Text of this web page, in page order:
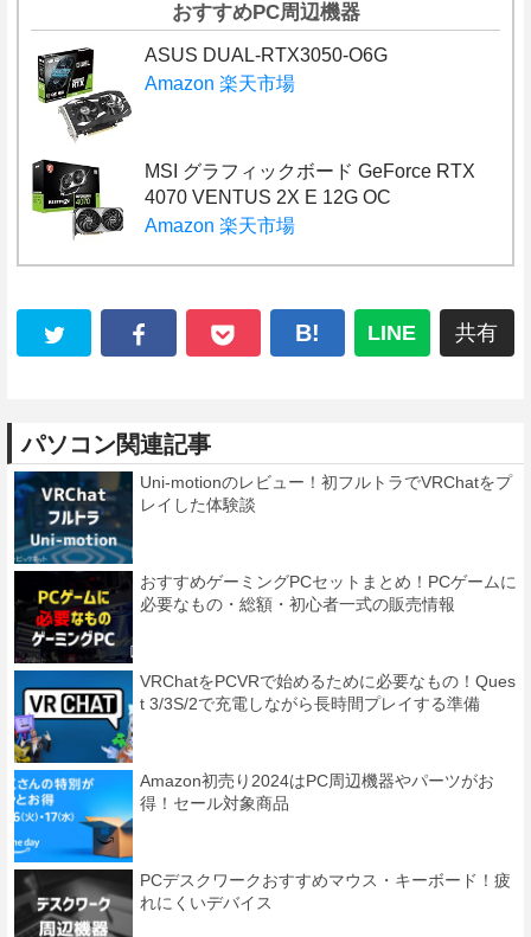
おすすめPC周辺機器
ASUS DUAL-RTX3050-O6G
Amazon 楽天市場
MSI グラフィックボード GeForce RTX
4070 VENTUS 2X E 12G OC
Amazon 楽天市場
B! LINE 共有
パソコン関連記事
Uni-motionのレビュー！初フルトラでVRChatをプ
レイした体験談
おすすめゲーミングPCセットまとめ！PCゲームに
必要なもの・総額・初心者一式の販売情報
VRChatをPCVRで始めるために必要なもの！Ques
t 3/3S/2で充電しながら長時間プレイする準備
Amazon初売り2024はPC周辺機器やパーツがお
得！セール対象商品
PCデスクワークおすすめマウス・キーボード！疲
れにくいデバイス